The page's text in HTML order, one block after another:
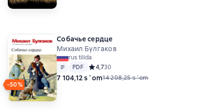
−50%
Собачье сердце
Михаил Булгаков
rus tilida
Matn
PDF
PDF Средний рейтинг 4,7 на основе 30 оценок
4,730
7 104,12 s`om14 208,25 s`om